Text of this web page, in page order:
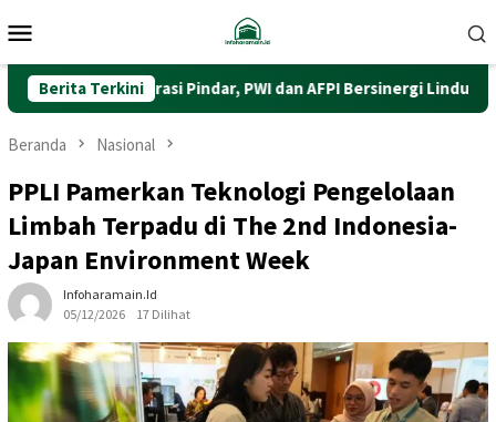
ke
Mobile
Berita Terkini
Literasi Pindar, PWI dan AFPI Bersinergi Lindungi
Beranda Nasional
PPLI Pamerkan Teknologi Pengelolaan
Limbah Terpadu di The 2nd Indonesia-
Japan Environment Week
Infoharamain.id
05/12/2026
17 Dilihat